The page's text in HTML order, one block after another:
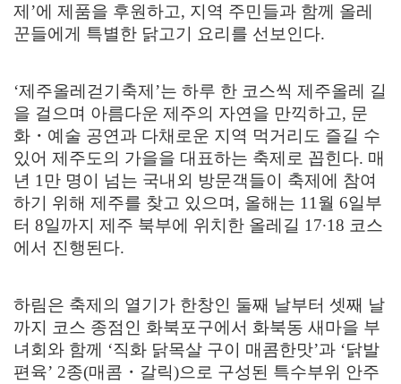
제 ’에 제품을 후원하고, 지역 주민들과 함께 올레
꾼들에게 특별한 닭고기 요리를 선보인다.
‘제주올레걷기축제 ’는 하루 한 코스씩 제주올레 길
을 걸으며 아름다운 제주의 자연을 만끽하고, 문
화 ・ 예술 공연과 다채로운 지역 먹거리도 즐길 수
있어 제주도의 가을을 대표하는 축제로 꼽힌다. 매
년 1 만 명이 넘는 국내외 방문객들이 축제에 참여
하기 위해 제주를 찾고 있으며 , 올해는 11 월 6일부
터 8일까지 제주 북부에 위치한 올레길 17∙18 코스
에서 진행된다.
하림은 축제의 열기가 한창인 둘째 날부터 셋째 날
까지 코스 종점인 화북포구에서 화북동 새마을 부
녀회와 함께 ‘직화 닭목살 구이 매콤한맛’과 ‘닭발
편육’ 2종(매콤 ・ 갈릭)으로 구성된 특수부위 안주